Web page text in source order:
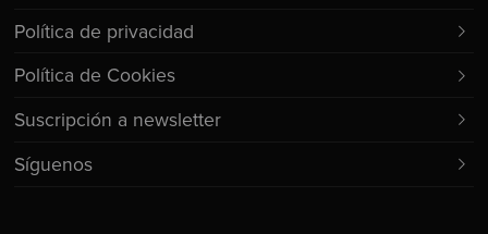
Política de privacidad
Política de Cookies
Suscripción a newsletter
Síguenos